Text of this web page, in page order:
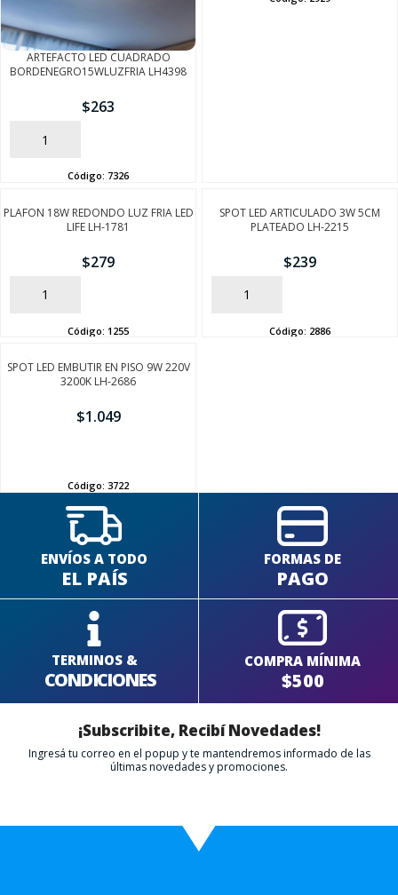
ARTEFACTO LED CUADRADO
BORDENEGRO15WLUZFRIA LH4398
$263
AÑADIR
Código: 7326
PLAFON 18W REDONDO LUZ FRIA LED
LIFE LH-1781
$279
AÑADIR
Código: 1255
SPOT LED ARTICULADO 3W 5CM
PLATEADO LH-2215
$239
AÑADIR
Código: 2886
SPOT LED EMBUTIR EN PISO 9W 220V
3200K LH-2686
$1.049
Código: 3722
ENVÍOS A TODO
EL PAÍS
FORMAS DE
PAGO
TERMINOS &
CONDICIONES
COMPRA MÍNIMA
$500
¡Subscribite, Recibí Novedades!
Ingresá tu correo en el popup y te mantendremos informado de las
últimas novedades y promociones.